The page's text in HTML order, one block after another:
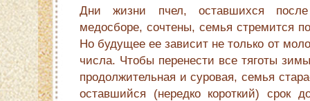
Дни жизни пчел, оставшихся
медосборе, сочтены, семья стремится
Но будущее ее зависит не только от
числа. Чтобы перенести все тяготы
продолжительная и суровая, семья
оставшийся (нередко короткий) срок